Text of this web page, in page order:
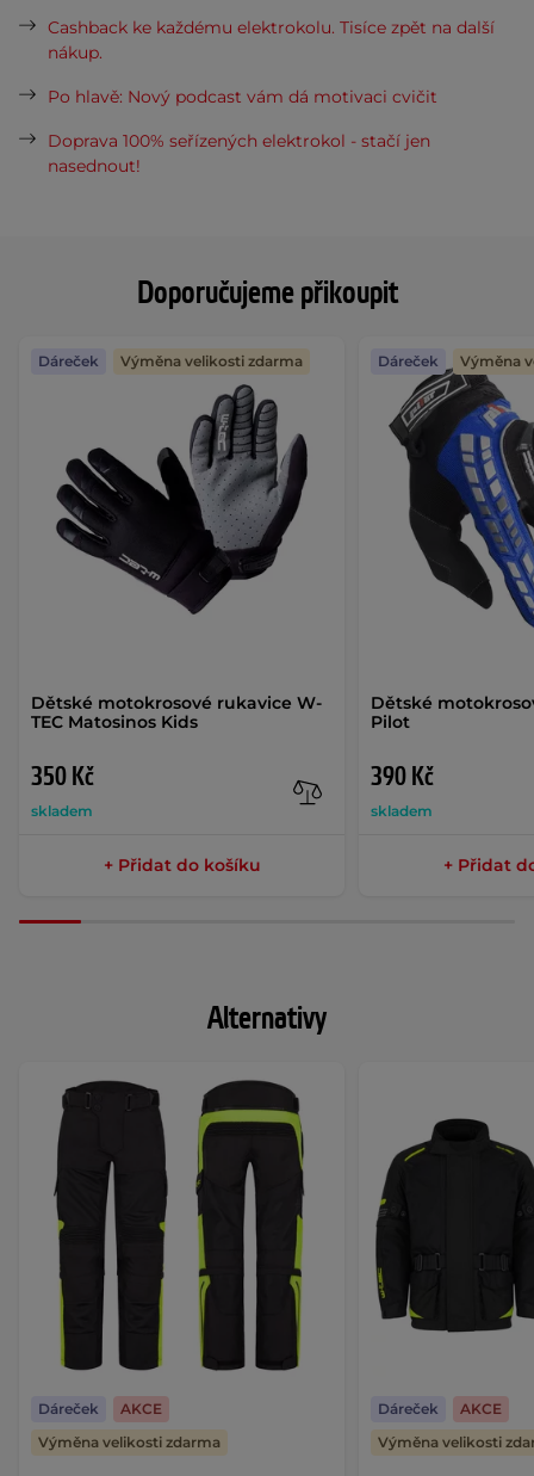
Doporučujeme přikoupit
Dětské motokrosové rukavice W-
TEC Matosinos Kids
350 Kč
skladem
Dáreček Výměna velikosti zdarma
+ Přidat do košíku
Dětské
Pilot
390 Kč
skladem
Dáreček Výměna
+ Přidat
Cashback ke každému elektrokolu. Tisíce zpět na další
nákup.
Po hlavě: Nový podcast vám dá motivaci cvičit
Doprava 100% seřízených elektrokol - stačí jen
nasednout!
Alternativy
Dáreček
AKCE
Výměna velikosti zdarma
Dáreček
AKCE
Výměna velikosti